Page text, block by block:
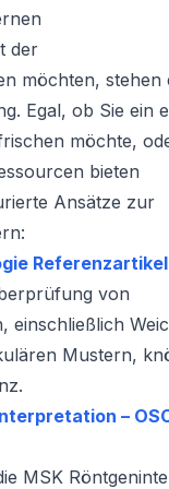
der
möchten, stehen
Egal, ob Sie ein
möchte,
bieten
Ansätze zur
Referenzartikel
von
einschließlich
Mustern,
–
MSK